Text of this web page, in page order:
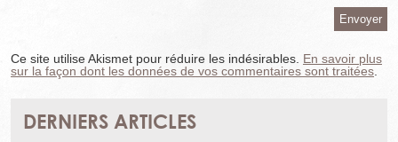
Ce site utilise Akismet pour réduire les indésirables. En savoir plus
sur la façon dont les données de vos commentaires sont traitées
DERNIERS ARTICLES